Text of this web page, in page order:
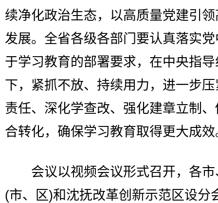
续净化政治生态，以高质量党建引
发展。全省各级各部门要认真落实
于学习教育的部署要求，在中央指
下，紧抓不放、持续用力，进一步
责任、深化学查改、强化建章立制
合转化，确保学习教育取得更大成效
会议以视频会议形式召开，各市
(市、区)和沈抚改革创新示范区设分